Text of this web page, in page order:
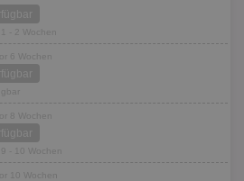
- 2 Wochen
6 Wochen
8 Wochen
- 10 Wochen
10 Wochen